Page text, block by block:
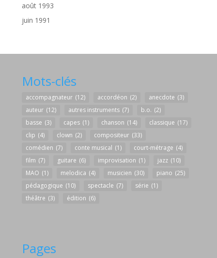
août 1993
juin 1991
Mots-clés
accompagnateur (12) accordéon (2) anecdote (3)
auteur (12) autres instruments (7) b.o. (2)
basse (3) capes (1) chanson (14) classique (17)
clip (4) clown (2) compositeur (33)
comédien (7) conte musical (1) court-métrage (4)
film (7) guitare (6) improvisation (1) jazz (10)
MAO (1) melodica (4) musicien (30) piano (25)
pédagogique (10) spectacle (7) série (1)
théâtre (3) édition (6)
Pages